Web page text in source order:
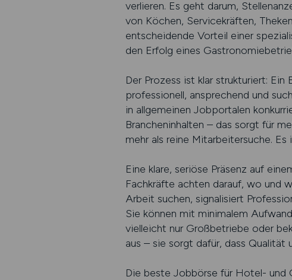
verlieren. Es geht darum,
von Köchen, Servicekräften,
entscheidende Vorteil einer
den Erfolg eines
Der Prozess ist klar strukturiert:
professionell, ansprechend und
in allgemeinen Jobportalen
Brancheninhalten – das sorgt für
mehr als reine Mitarbeitersuche.
Eine klare, seriöse Präsenz auf
Fachkräfte achten darauf, wo und
Arbeit suchen, signalisiert
Sie können mit minimalem
vielleicht nur Großbetriebe oder
aus – sie sorgt dafür, dass Qualität
Die beste Jobbörse für Hotel- und